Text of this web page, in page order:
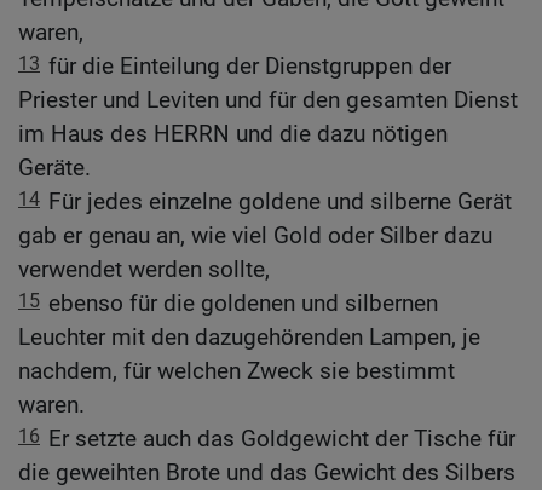
waren,
13 für die Einteilung der Dienstgruppen der
Priester und Leviten und für den gesamten Dienst
im Haus des HERRN und die dazu nötigen
Geräte.
14 Für jedes einzelne goldene und silberne Gerät
gab er genau an, wie viel Gold oder Silber dazu
verwendet werden sollte,
15 ebenso für die goldenen und silbernen
Leuchter mit den dazugehörenden Lampen, je
nachdem, für welchen Zweck sie bestimmt
waren.
16 Er setzte auch das Goldgewicht der Tische für
die geweihten Brote und das Gewicht des Silbers